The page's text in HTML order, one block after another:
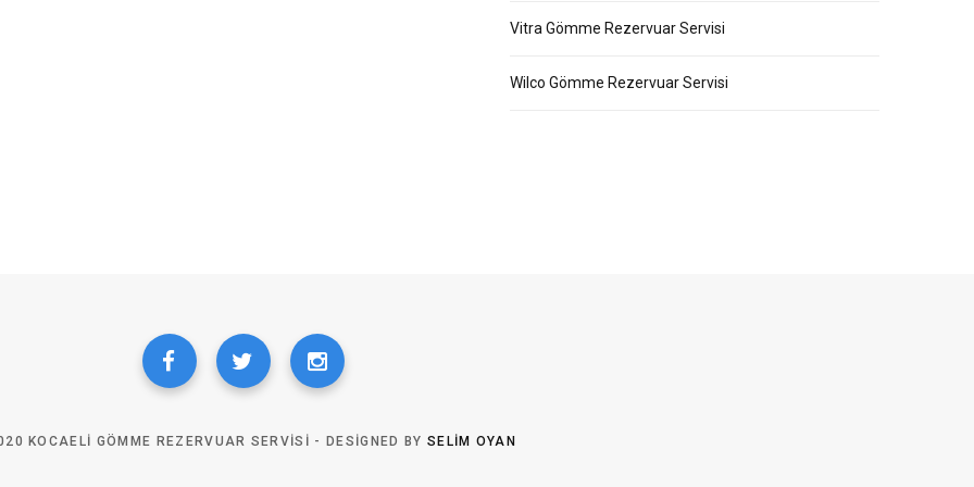
Vitra Gömme Rezervuar Servisi
Wilco Gömme Rezervuar Servisi
KOCAELI GÖMME REZERVUAR SERVISI - DESIGNED BY SELIM OYAN